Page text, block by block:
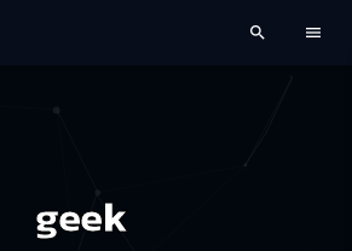
search menu
geek